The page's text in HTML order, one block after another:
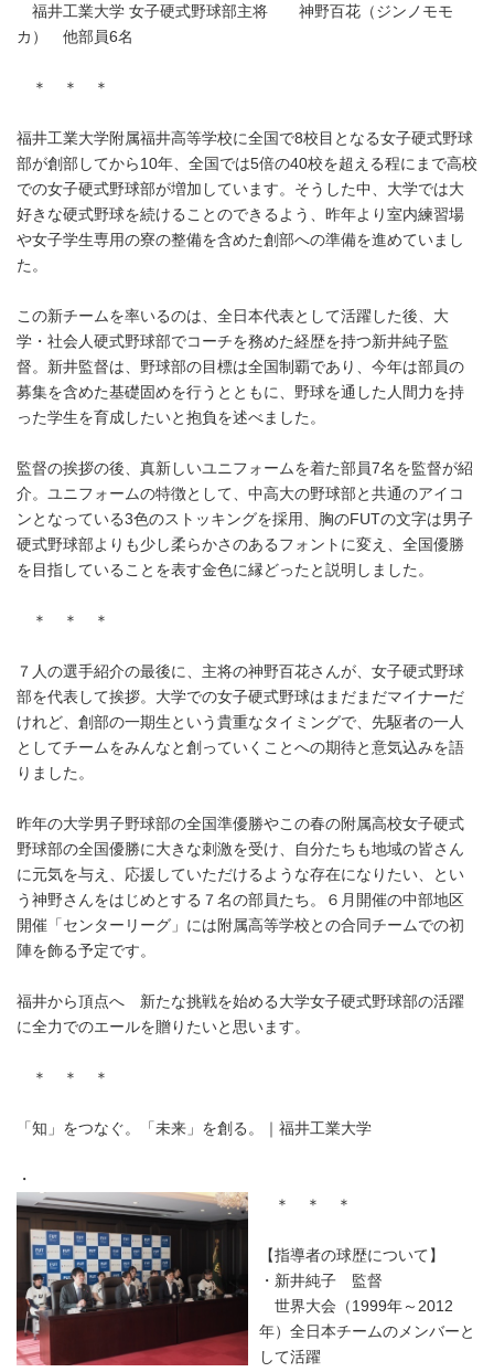
福井工業大学 女子硬式野球部主将 神野百花（ジンノモモ
カ） 他部員6名
＊ ＊ ＊
福井工業大学附属福井高等学校に全国で8校目となる女子硬式野球
部が創部してから10年、全国では5倍の40校を超える程にまで高校
での女子硬式野球部が増加しています。そうした中、大学では大
好きな硬式野球を続けることのできるよう、昨年より室内練習場
や女子学生専用の寮の整備を含めた創部への準備を進めていまし
た。
この新チームを率いるのは、全日本代表として活躍した後、大
学・社会人硬式野球部でコーチを務めた経歴を持つ新井純子監
督。新井監督は、野球部の目標は全国制覇であり、今年は部員の
募集を含めた基礎固めを行うとともに、野球を通した人間力を持
った学生を育成したいと抱負を述べました。
監督の挨拶の後、真新しいユニフォームを着た部員7名を監督が紹
介。ユニフォームの特徴として、中高大の野球部と共通のアイコ
ンとなっている3色のストッキングを採用、胸のFUTの文字は男子
硬式野球部よりも少し柔らかさのあるフォントに変え、全国優勝
を目指していることを表す金色に縁どったと説明しました。
＊ ＊ ＊
７人の選手紹介の最後に、主将の神野百花さんが、女子硬式野球
部を代表して挨拶。大学での女子硬式野球はまだまだマイナーだ
けれど、創部の一期生という貴重なタイミングで、先駆者の一人
としてチームをみんなと創っていくことへの期待と意気込みを語
りました。
昨年の大学男子野球部の全国準優勝やこの春の附属高校女子硬式
野球部の全国優勝に大きな刺激を受け、自分たちも地域の皆さん
に元気を与え、応援していただけるような存在になりたい、とい
う神野さんをはじめとする７名の部員たち。６月開催の中部地区
開催「センターリーグ」には附属高等学校との合同チームでの初
陣を飾る予定です。
福井から頂点へ 新たな挑戦を始める大学女子硬式野球部の活躍
に全力でのエールを贈りたいと思います。
＊ ＊ ＊
「知」をつなぐ。「未来」を創る。｜福井工業大学
・
＊ ＊ ＊
【指導者の球歴について】
・新井純子 監督
世界大会（1999年～2012
年）全日本チームのメンバーと
して活躍